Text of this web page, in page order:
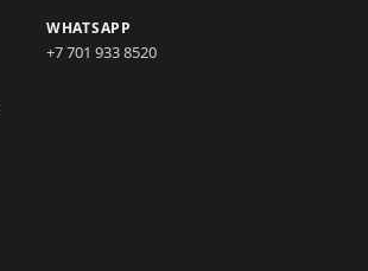
WHATSAPP
+7 701 933 8520